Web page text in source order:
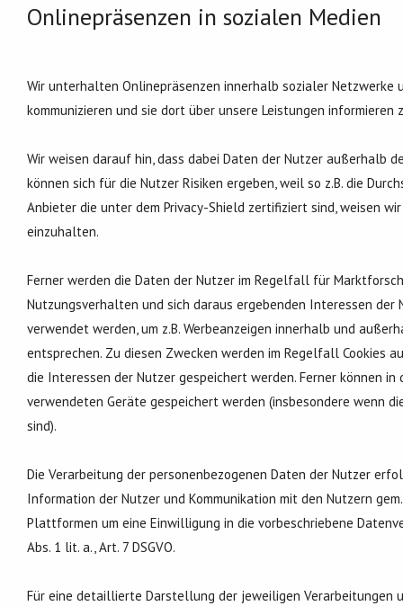
Onlinepräsenzen in sozialen Medien
Wir unterhalten Onlinepräsenzen innerhalb sozialer
kommunizieren und sie dort über unsere Leistungen informieren
Wir weisen darauf hin, dass dabei Daten der Nutzer außerhalb
können sich für die Nutzer Risiken ergeben, weil so z.B. die
Anbieter die unter dem Privacy-Shield zertifiziert sind, weisen
einzuhalten.
Ferner werden die Daten der Nutzer im Regelfall für
Nutzungsverhalten und sich daraus ergebenden Interessen
verwendet werden, um z.B. Werbeanzeigen innerhalb und
entsprechen. Zu diesen Zwecken werden im Regelfall Cookies
die Interessen der Nutzer gespeichert werden. Ferner können
verwendeten Geräte gespeichert werden (insbesondere wenn
sind).
Die Verarbeitung der personenbezogenen Daten der Nutzer
Information der Nutzer und Kommunikation mit den Nutzern
Plattformen um eine Einwilligung in die vorbeschriebene
Abs. 1 lit. a., Art. 7 DSGVO.
Für eine detaillierte Darstellung der jeweiligen Verarbeitungen